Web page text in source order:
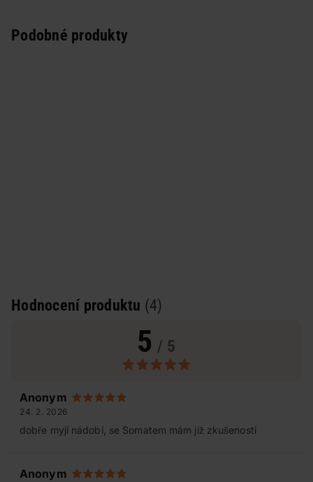
Podobné produkty
Hodnocení produktu (4)
5 / 5
Anonym
24. 2. 2026
dobře myjí nádobí, se Somatem mám již zkušenosti
Anonym